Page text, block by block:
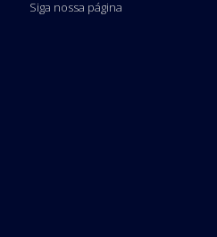
Siga nossa página